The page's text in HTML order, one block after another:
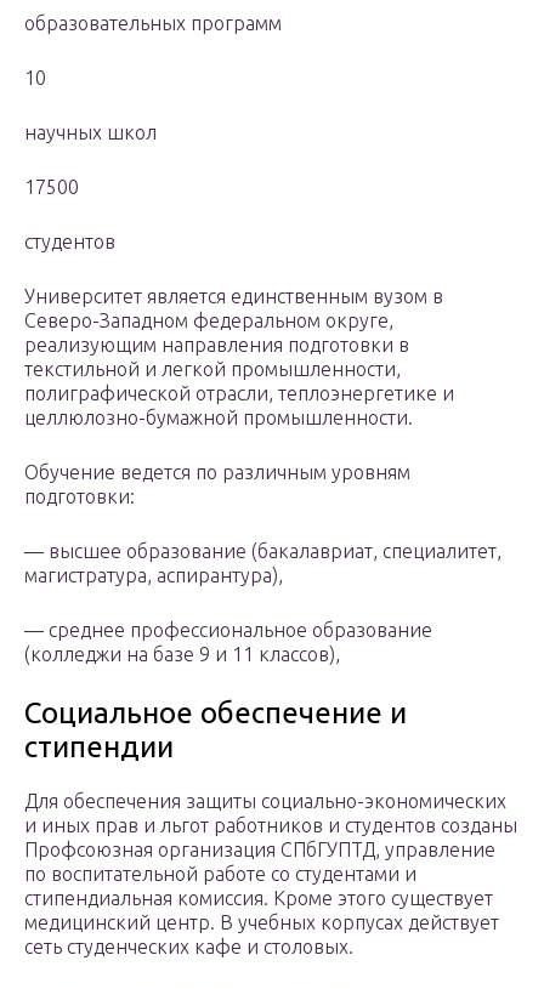
образовательных программ
10
научных школ
17500
студентов
Университет является единственным вузом в
Северо-Западном федеральном округе,
реализующим направления подготовки в
текстильной и легкой промышленности,
полиграфической отрасли, теплоэнергетике и
целлюлозно-бумажной промышленности.
Обучение ведется по различным уровням
подготовки:
— высшее образование (бакалавриат, специалитет,
магистратура, аспирантура),
— среднее профессиональное образование
(колледжи на базе 9 и 11 классов),
Социальное обеспечение и
стипендии
Для обеспечения защиты социально-экономических
и иных прав и льгот работников и студентов созданы
Профсоюзная организация СПбГУПТД, управление
по воспитательной работе со студентами и
стипендиальная комиссия. Кроме этого существует
медицинский центр. В учебных корпусах действует
сеть студенческих кафе и столовых.